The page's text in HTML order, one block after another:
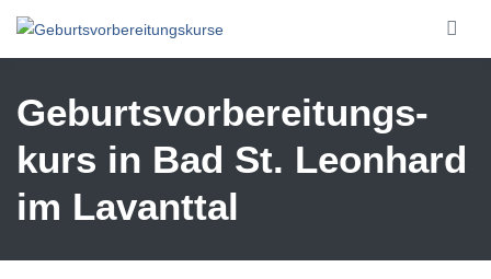
Geburtsvorbereitungs­
kurs in Bad St. Leonhard
im Lavanttal